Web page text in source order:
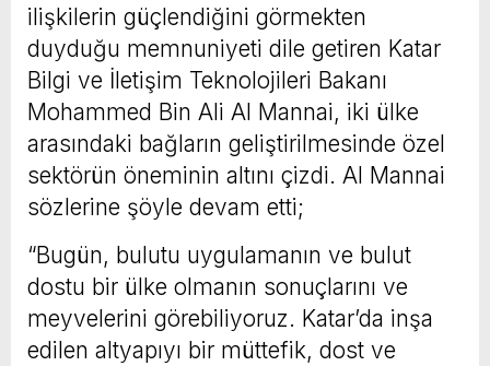
ilişkilerin güçlendiğini görmekten
duyduğu memnuniyeti dile getiren Katar
Bilgi ve İletişim Teknolojileri Bakanı
Mohammed Bin Ali Al Mannai, iki ülke
arasındaki bağların geliştirilmesinde özel
sektörün öneminin altını çizdi. Al Mannai
sözlerine şöyle devam etti;
“Bugün, bulutu uygulamanın ve bulut
dostu bir ülke olmanın sonuçlarını ve
meyvelerini görebiliyoruz. Katar’da inşa
edilen altyapıyı bir müttefik, dost ve